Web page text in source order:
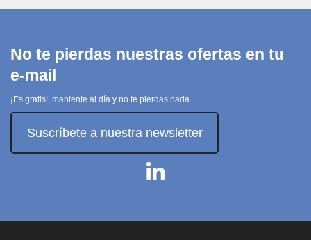
No te pierdas nuestras ofertas en tu
e-mail
¡Es gratis!, mantente al día y no te pierdas nada
Suscríbete a nuestra newsletter